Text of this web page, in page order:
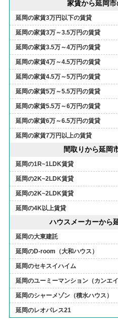
家賃から延岡
延岡の家賃3万円以下の賃貸
延岡の家賃3万～3.5万円の賃貸
延岡の家賃3.5万～4万円の賃貸
延岡の家賃4万～4.5万円の賃貸
延岡の家賃4.5万～5万円の賃貸
延岡の家賃5万～5.5万円の賃貸
延岡の家賃5.5万～6万円の賃貸
延岡の家賃6万～6.5万円の賃貸
延岡の家賃7万円以上の賃貸
間取りから延岡
延岡の1R~1LDK賃貸
延岡の2K~2LDK賃貸
延岡の2K~2LDK賃貸
延岡の4K以上賃貸
ハウスメーカーから
延岡の大東建託
延岡のD-room（大和ハウス）
延岡のセキスイハイム
延岡のユーミーマンション（カンエイ
延岡のシャーメゾン（積水ハウス）
延岡のレオパレス21